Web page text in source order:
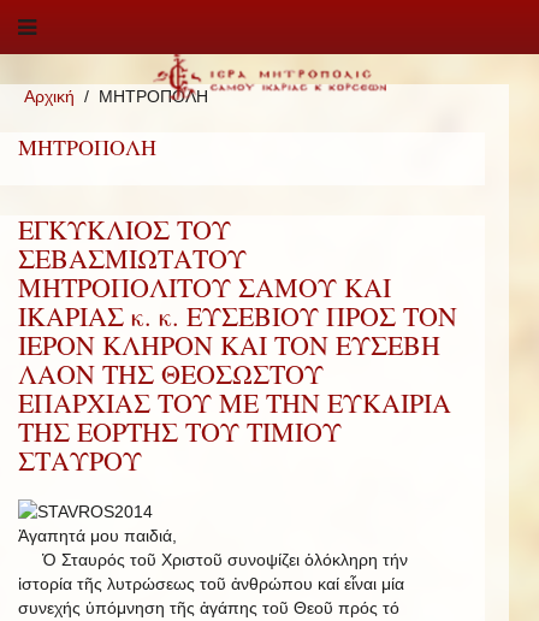
Αρχική ΜΗΤΡΟΠΟΛΗ
ΜΗΤΡΟΠΟΛΗ
ΕΓΚΥΚΛΙΟΣ ΤΟΥ
ΣΕΒΑΣΜΙΩΤΑΤΟΥ
ΜΗΤΡΟΠΟΛΙΤΟΥ ΣΑΜΟΥ ΚΑΙ
ΙΚΑΡΙΑΣ κ. κ. ΕΥΣΕΒΙΟΥ ΠΡΟΣ ΤΟΝ
ΙΕΡΟΝ ΚΛΗΡΟΝ ΚΑΙ ΤΟΝ ΕΥΣΕΒΗ
ΛΑΟΝ ΤΗΣ ΘΕΟΣΩΣΤΟΥ
ΕΠΑΡΧΙΑΣ ΤΟΥ ΜΕ ΤΗΝ ΕΥΚΑΙΡΙΑ
ΤΗΣ ΕΟΡΤΗΣ ΤΟΥ ΤΙΜΙΟΥ
ΣΤΑΥΡΟΥ
Ἀγαπητά μου παιδιά,
Ὁ Σταυρός τοῦ Χριστοῦ συνοψίζει ὁλόκληρη τήν
ἱστορία τῆς λυτρώσεως τοῦ ἀνθρώπου καί εἶναι μία
συνεχής ὑπόμνηση τῆς ἀγάπης τοῦ Θεοῦ πρός τό